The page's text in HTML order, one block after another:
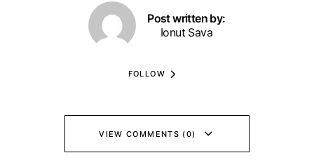
Post written by:
Ionut Sava
FOLLOW
VIEW COMMENTS (0)